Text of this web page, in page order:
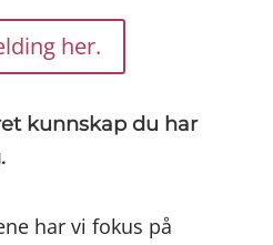
her.
kunnskap du har
har vi fokus på